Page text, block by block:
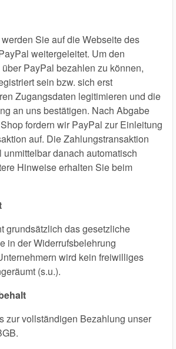
Sie auf die Webseite des
weitergeleitet. Um den
PayPal bezahlen zu können,
sein bzw. sich erst
Zugangsdaten legitimieren und die
an uns bestätigen. Nach Abgabe
fordern wir PayPal zur Einleitung
auf. Die Zahlungstransaktion
danach automatisch
Hinweise erhalten Sie beim
grundsätzlich das gesetzliche
in der Widerrufsbelehrung
wird kein freiwilliges
(s.u.).
zur vollständigen Bezahlung unser